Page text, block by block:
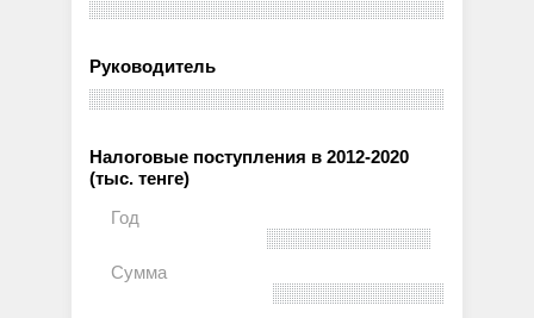
Руководитель
Налоговые поступления в 2012-2020
(тыс. тенге)